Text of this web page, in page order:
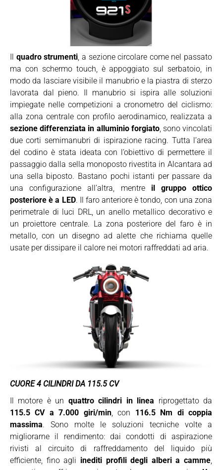
Il quadro strumenti, a sezione circolare come nel passato
ma con schermo touch, è appoggiato sul serbatoio, in
modo da lasciare visibile il manubrio e la piastra di sterzo
lavorata dal pieno. Il manubrio si ispira alle soluzioni
impiegate nelle competizioni a cronometro del ciclismo:
alla zona centrale con profilo aerodinamico, realizzata a
sezione differenziata in alluminio forgiato, sono vincolati
due corti semimanubri di ispirazione racing. Tutta l’area
del codino è stata ideata con l’obiettivo di permettere il
passaggio dalla sella monoposto rivestita in Alcantara ad
una sella biposto. Bastano pochi istanti per passare da
una configurazione all’altra, mentre il gruppo ottico
posteriore è a LED. Il faro anteriore è tondo, con una zona
perimetrale di luci DRL, un anello metallico decorativo e
un proiettore centrale. La zona posteriore del faro è in
metallo, con un disegno ad alette che richiama quelle
usate per dissipare il calore nei motori raffreddati ad aria.
CUORE 4 CILINDRI DA 115.5 CV
Il motore è un quattro cilindri in linea riprogettato da
115.5 CV a 7.000 giri/min, con 116.5 Nm di coppia
massima. Sono molte le soluzioni tecniche volte a
migliorarne il rendimento: dai condotti di aspirazione
rivisti al circuito di raffreddamento del liquido più
efficiente, fino agli inediti profili degli alberi a camme